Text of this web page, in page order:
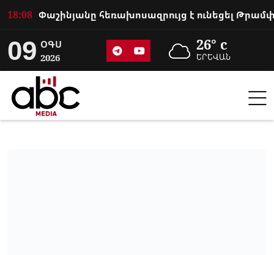
18:08
09 ՕԳՍ
2026
26° c
ԵՐԵՎԱՆ